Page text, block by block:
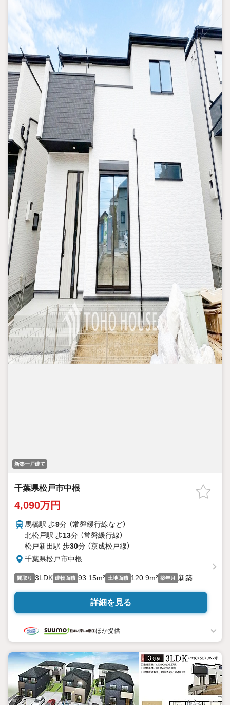
新築一戸建て
千葉県松戸市中根
4,090万円
馬橋駅 歩9分 （常磐緩行線など）
北松戸駅 歩13分 （常磐緩行線）
松戸新田駅 歩30分 （京成松戸線）
千葉県松戸市中根
間取り 3LDK 建物面積 93.15m² 土地面積 120.9m² 築年月 新築
詳細を見る
ほか提供